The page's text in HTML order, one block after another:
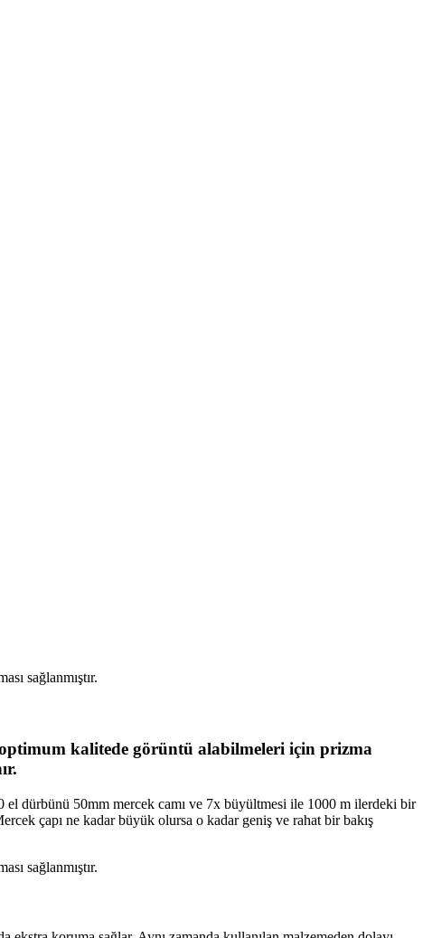
sağlanmıştır.
kalitede görüntü alabilmeleri için prizma
el dürbünü 50mm mercek camı ve 7x büyültmesi ile 1000 m ilerdeki bir
çapı ne kadar büyük olursa o kadar geniş ve rahat bir bakış
sağlanmıştır.